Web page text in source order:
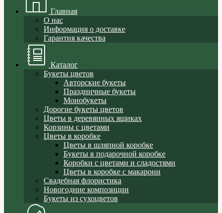
Главная
О нас
Информация о доставке
Гарантия качества
Каталог
Букеты цветов
Авторские букеты
Праздничные букеты
Монобукеты
Дорогие букеты цветов
Цветы в деревянных ящиках
Корзины с цветами
Цветы в коробке
Цветы в шляпной коробке
Букеты в подарочной коробке
Коробки с цветами и сладостями
Цветы в коробке с макарони
Свадебная флористика
Новогодние композиции
Букеты из сухоцветов